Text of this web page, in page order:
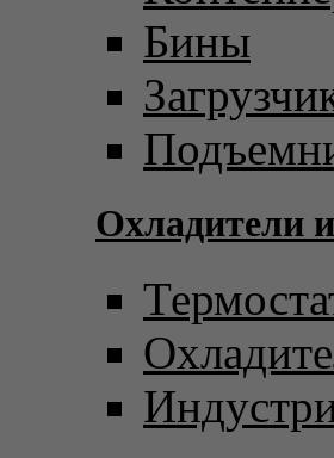
Бины
Охладители